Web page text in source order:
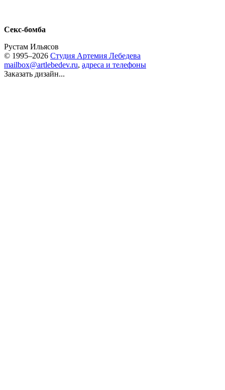
Секс-бомба
Рустам Ильясов
© 1995–2026 Студия Артемия Лебедева
mailbox@artlebedev.ru, адреса и телефоны
Заказать дизайн...